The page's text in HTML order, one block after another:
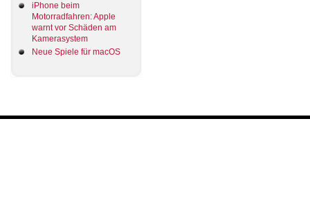
iPhone beim
Motorradfahren: Apple
warnt vor Schäden am
Kamerasystem
Neue Spiele für macOS